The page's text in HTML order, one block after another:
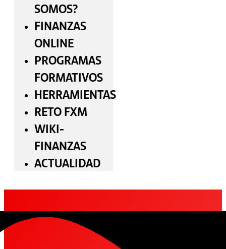
SOMOS?
FINANZAS
ONLINE
PROGRAMAS
FORMATIVOS
HERRAMIENTAS
RETO FXM
WIKI-
FINANZAS
ACTUALIDAD